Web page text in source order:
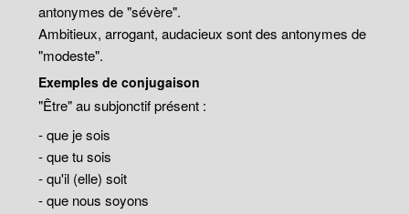
antonymes de "sévère".
Ambitieux, arrogant, audacieux sont des antonymes de
"modeste".
Exemples de conjugaison
"Être" au subjonctif présent :
- que je sois
- que tu sois
- qu'il (elle) soit
- que nous soyons